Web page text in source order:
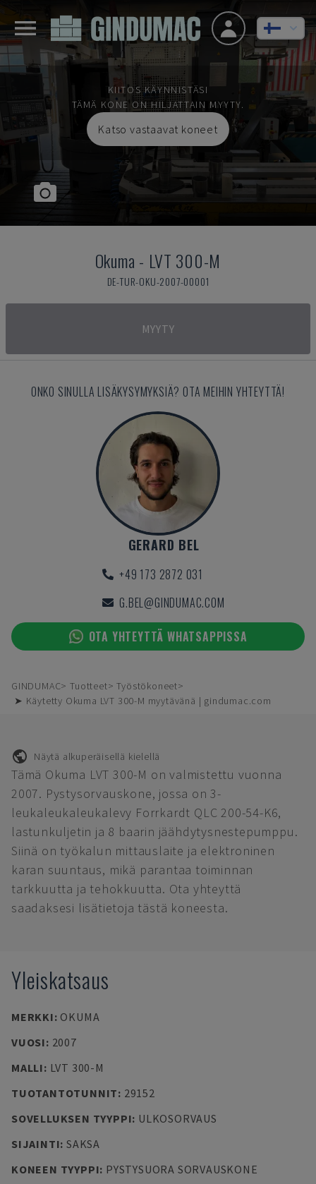
KIITOS KÄYNNISTÄSI
TÄMÄ KONE ON HILJATTAIN MYYTY.
Katso vastaavat koneet
Okuma - LVT 300-M
DE-TUR-OKU-2007-00001
MYYTY
ONKO SINULLA LISÄKYSYMYKSIÄ? OTA MEIHIN YHTEYTTÄ!
GERARD BEL
+49 173 2872 031
G.BEL@GINDUMAC.COM
OTA YHTEYTTÄ WHATSAPPISSA
GINDUMAC Tuotteet
Työstökoneet
➤ Käytetty Okuma LVT 300-M myytävänä | gindumac.com
Näytä alkuperäisellä kielellä
Tämä Okuma LVT 300-M on valmistettu vuonna
2007. Pystysorvauskone, jossa on 3-
leukaleukaleukalevy Forrkardt QLC 200-54-K6,
lastunkuljetin ja 8 baarin jäähdytysnestepumppu.
Siinä on työkalun mittauslaite ja elektroninen
karan suuntaus, mikä parantaa toiminnan
tarkkuutta ja tehokkuutta. Ota yhteyttä
saadaksesi lisätietoja tästä koneesta.
Yleiskatsaus
MERKKI: OKUMA
VUOSI: 2007
MALLI: LVT 300-M
TUOTANTOTUNNIT: 29152
SOVELLUKSEN TYYPPI: ULKOSORVAUS
SIJAINTI: SAKSA
KONEEN TYYPPI: PYSTYSUORA SORVAUSKONE